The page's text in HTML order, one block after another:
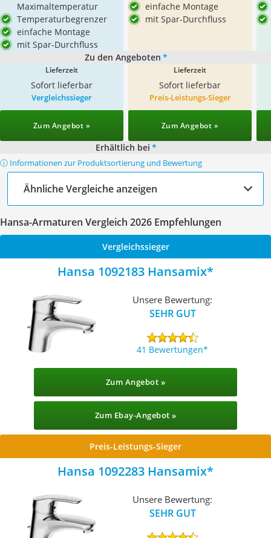
Maximaltemperatur
Temperaturbegrenzer
einfache Montage
mit Spar-Durchfluss
einfache Montage
mit Spar-Durchfluss
Zu den Angeboten *
Lieferzeit
Sofort lieferbar
Lieferzeit
Sofort lieferbar
Vergleichssieger
Zum Angebot »
Preis-Leistungs-Sieger
Zum Angebot »
Erhältlich bei *
ⓘ Informationen zur Produktsortierung und Bewertung
Ähnliche Vergleiche anzeigen
Hansa-Armaturen Vergleich 2026 Empfehlungen
Vergleichssieger
Hansa 1092183 Hansamix
Unsere Bewertung:
SEHR GUT
41 Bewertungen
Zum Angebot »
Zum Ebay-Angebot »
Preis-Leistungs-Sieger
Hansa 1092283 Hansamix
Unsere Bewertung:
SEHR GUT